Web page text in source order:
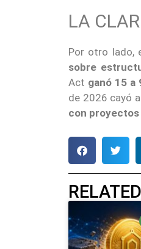
LA
Por otro lado,
sobre
Act ganó 15 a
de 2026 cayó
con proyectos